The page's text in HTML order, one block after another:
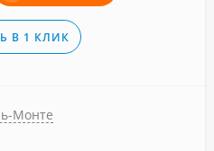
В 1 КЛИК
Монте